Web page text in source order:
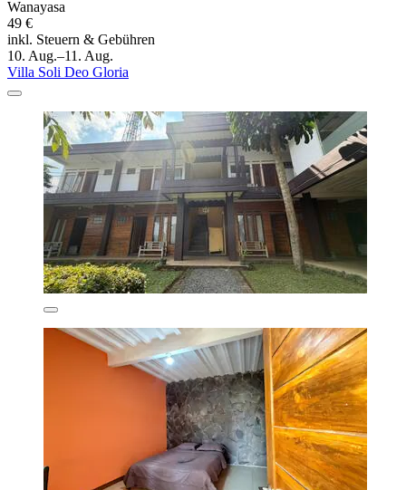
Wanayasa
49 €
inkl. Steuern & Gebühren
10. Aug.–11. Aug.
Villa Soli Deo Gloria